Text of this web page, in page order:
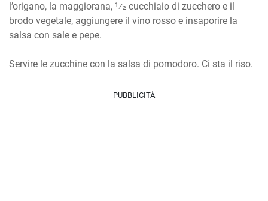
l’origano, la maggiorana, 1⁄2 cucchiaio di zucchero e il
brodo vegetale, aggiungere il vino rosso e insaporire la
salsa con sale e pepe.
Servire le zucchine con la salsa di pomodoro. Ci sta il riso.
PUBBLICITÀ